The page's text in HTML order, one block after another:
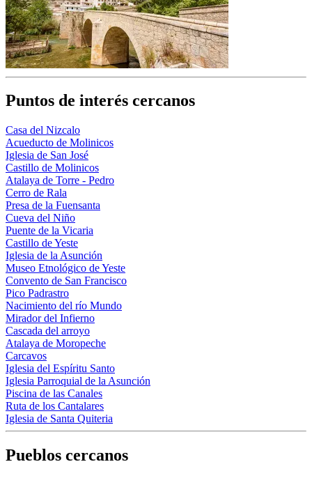
Puntos de interés cercanos
Casa del Nizcalo
Acueducto de Molinicos
Iglesia de San José
Castillo de Molinicos
Atalaya de Torre - Pedro
Cerro de Rala
Presa de la Fuensanta
Cueva del Niño
Puente de la Vicaria
Castillo de Yeste
Iglesia de la Asunción
Museo Etnológico de Yeste
Convento de San Francisco
Pico Padrastro
Nacimiento del río Mundo
Mirador del Infierno
Cascada del arroyo
Atalaya de Moropeche
Carcavos
Iglesia del Espíritu Santo
Iglesia Parroquial de la Asunción
Piscina de las Canales
Ruta de los Cantalares
Iglesia de Santa Quiteria
Pueblos cercanos